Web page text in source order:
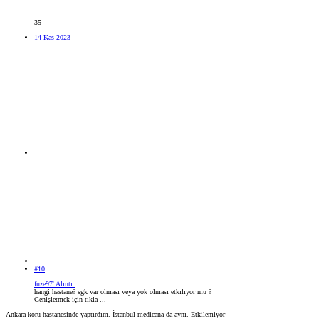
35
14 Kas 2023
#10
fuze97' Alıntı:
hangi hastane? sgk var olması veya yok olması etkılıyor mu ?
Genişletmek için tıkla ...
Ankara koru hastanesinde yaptırdım. İstanbul medicana da aynı. Etkilemiyor